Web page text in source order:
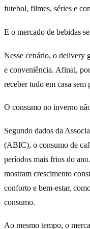
futebol, filmes, séries e
E o mercado de bebidas
Nesse cenário, o delivery
e conveniência. Afinal,
receber tudo em casa
O consumo no inverno
Segundo dados da
(ABIC), o consumo de
períodos mais frios do
mostram crescimento
conforto e bem-estar,
consumo.
Ao mesmo tempo, o